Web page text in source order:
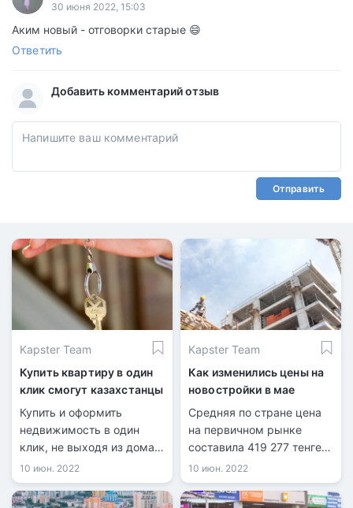
30 июня 2022, 15:03
Аким новый - отговорки старые 😄
Ответить
Добавить комментарий отзыв
Отправить
Kapster Team
Купить квартиру в один
клик смогут казахстанцы
Купить и оформить
недвижимость в один
клик, не выходя из дома,
смогут казахстанцы.
Такую возможность
теперь предлагают
10 июн. 2022
Kapster Team
Как изменились цены на
новостройки в мае
Средняя по стране цена
на первичном рынке
составила 419 277 тенге
за квадрат. Это на 6 962
тенге дороже, чем в
апреле.
10 июн. 2022